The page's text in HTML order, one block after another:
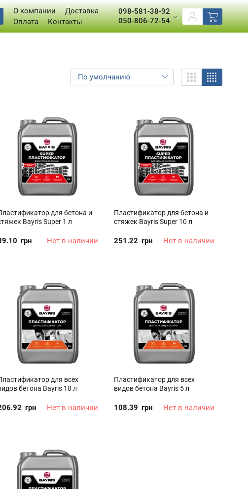
О компании
Доставка
Оплата
Контакты
098-581-38-92
050-806-72-54
для бетона и
Bayris Super 1 л
грн Нет в наличии
Пластификатор для бетона и
стяжек Bayris Super 10 л
251.22 грн Нет в наличии
для всех
бетона Bayris 10 л
грн Нет в наличии
Пластификатор для всех
видов бетона Bayris 5 л
108.39 грн Нет в наличии